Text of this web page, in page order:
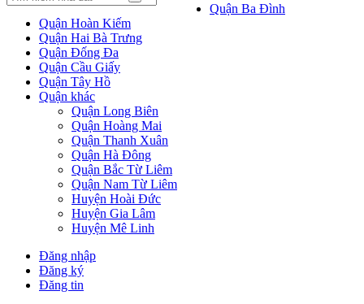
Quận Ba Đình
Quận Hoàn Kiếm
Quận Hai Bà Trưng
Quận Đống Đa
Quận Cầu Giấy
Quận Tây Hồ
Quận khác
Quận Long Biên
Quận Hoàng Mai
Quận Thanh Xuân
Quận Hà Đông
Quận Bắc Từ Liêm
Quận Nam Từ Liêm
Huyện Hoài Đức
Huyện Gia Lâm
Huyện Mê Linh
Đăng nhập
Đăng ký
Đăng tin